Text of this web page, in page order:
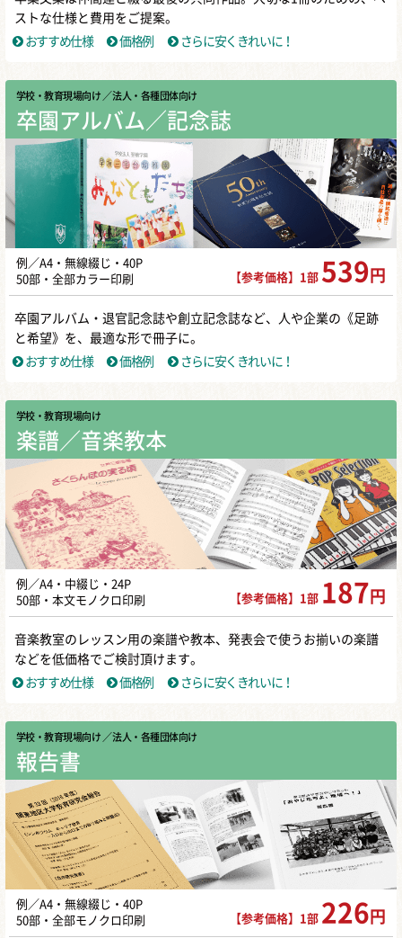
ストな仕様と費用をご提案。
おすすめ仕様
価格例 さらに安くきれいに！
学校・教育現場向け ／ 法人・各種団体向け
卒園アルバム／記念誌
例／A4・無線綴じ・40P
50部・全部カラー印刷
【参考価格】1部 539 円
卒園アルバム・退官記念誌や創立記念誌など、人や企業の《足跡
と希望》を、最適な形で冊子に。
おすすめ仕様
価格例 さらに安くきれいに！
学校・教育現場向け
楽譜／音楽教本
例／A4・中綴じ・24P
50部・本文モノクロ印刷
【参考価格】1部 187 円
音楽教室のレッスン用の楽譜や教本、発表会で使うお揃いの楽譜
などを低価格でご検討頂けます。
おすすめ仕様
価格例 さらに安くきれいに！
学校・教育現場向け ／ 法人・各種団体向け
報告書
例／A4・無線綴じ・40P
50部・全部モノクロ印刷
【参考価格】1部 226 円